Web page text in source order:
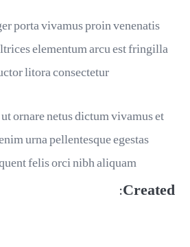
porta vivamus proin venenatis
elementum arcu est fringilla
litora consectetur.
ornare netus dictum vivamus et
urna pellentesque egestas
felis orci nibh aliquam.
Created: